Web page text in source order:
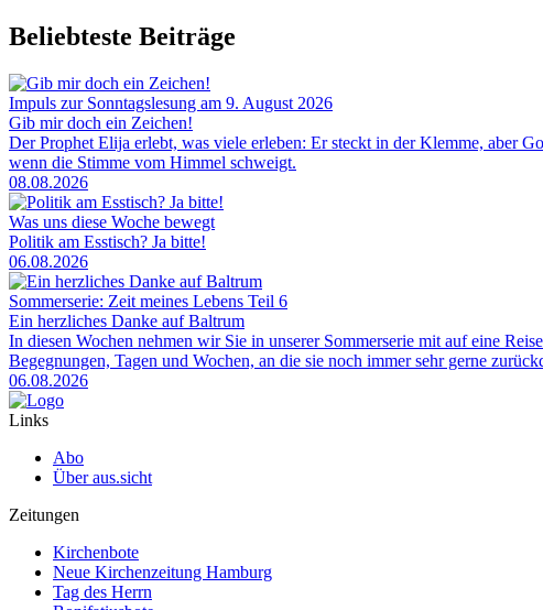
Beliebteste Beiträge
Impuls zur Sonntagslesung am 9. August 2026
Gib mir doch ein Zeichen!
Der Prophet Elija erlebt, was viele erleben: Er steckt in der Klemme, aber
wenn die Stimme vom Himmel schweigt.
08.08.2026
Was uns diese Woche bewegt
Politik am Esstisch? Ja bitte!
06.08.2026
Sommerserie: Zeit meines Lebens Teil 6
Ein herzliches Danke auf Baltrum
In diesen Wochen nehmen wir Sie in unserer Sommerserie mit auf eine
Begegnungen, Tagen und Wochen, an die sie noch immer sehr gerne
06.08.2026
Links
Abo
Über aus.sicht
Zeitungen
Kirchenbote
Neue Kirchenzeitung Hamburg
Tag des Herrn